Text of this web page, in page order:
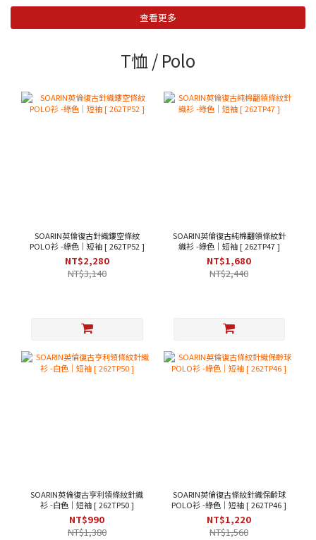
查看更多
T恤 / Polo
SOARIN英倫復古針織鏤空條紋
POLO衫 -綠色｜短袖 [ 262TP52 ]
NT$2,280
NT$3,140
SOARIN英倫復古純棉翻領條紋針
織衫 -綠色｜短袖 [ 262TP47 ]
NT$1,680
NT$2,440
SOARIN英倫復古亨利領條紋針織
衫 -白色｜短袖 [ 262TP50 ]
NT$990
NT$1,380
SOARIN英倫復古條紋針織保齡球
POLO衫 -綠色｜短袖 [ 262TP46 ]
NT$1,220
NT$1,560